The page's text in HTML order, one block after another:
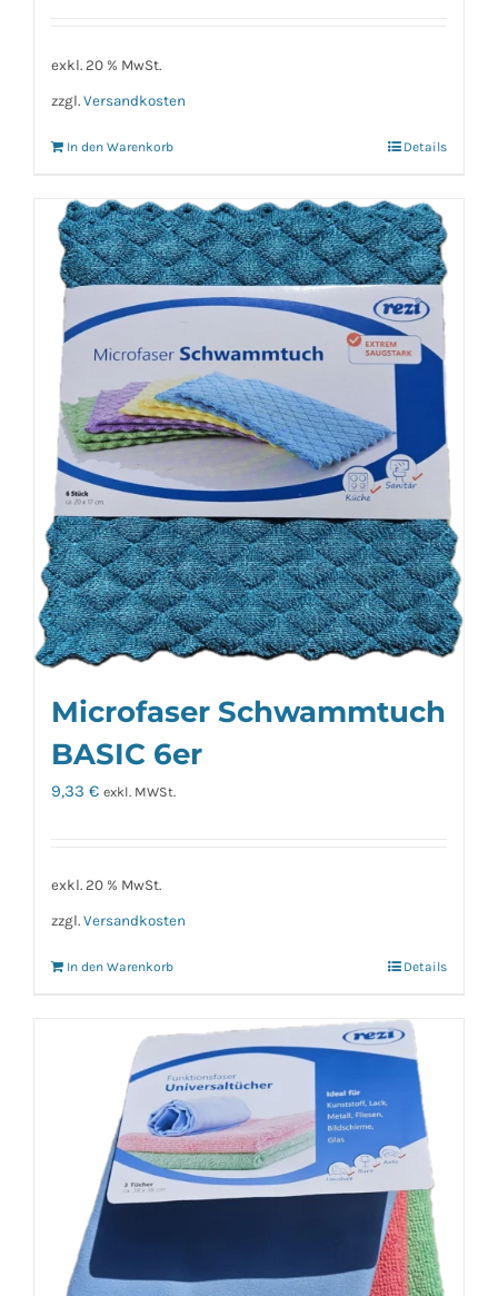
exkl. 20 % MwSt.
zzgl. Versandkosten
In den Warenkorb Details
Microfaser Schwammtuch
BASIC 6er
9,33 € exkl. MWSt.
exkl. 20 % MwSt.
zzgl. Versandkosten
In den Warenkorb Details